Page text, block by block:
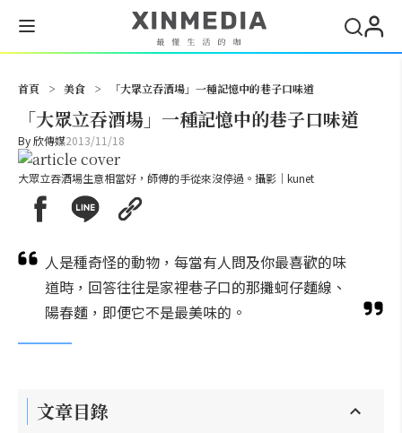
首頁 > 美食 > 「大眾立吞酒場」一種記憶中的巷子口味道
「大眾立吞酒場」一種記憶中的巷子口味道
By欣傳媒2013/11/18
大眾立吞酒場生意相當好，師傅的手從來沒停過。攝影｜kunet
人是種奇怪的動物，每當有人問及你最喜歡的味
道時，回答往往是家裡巷子口的那攤蚵仔麵線、
陽春麵，即便它不是最美味的。
文章目錄